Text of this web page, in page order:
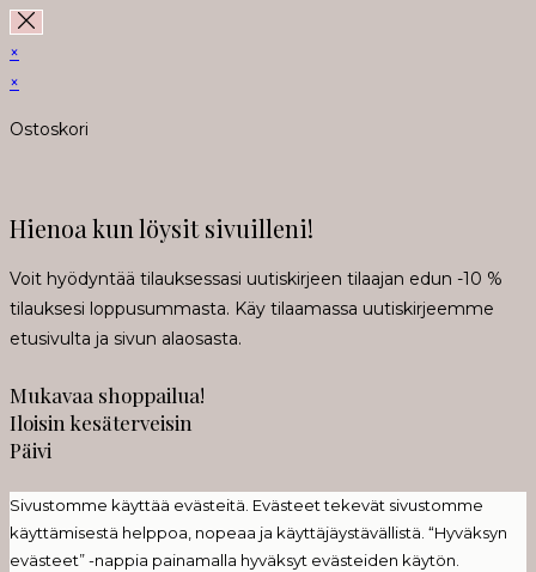
×
×
Ostoskori
Hienoa kun löysit sivuilleni!
Voit hyödyntää tilauksessasi uutiskirjeen tilaajan edun -10 %
tilauksesi loppusummasta. Käy tilaamassa uutiskirjeemme
etusivulta ja sivun alaosasta.
Mukavaa shoppailua!
Iloisin kesäterveisin
Päivi
Sivustomme käyttää evästeitä. Evästeet tekevät sivustomme
käyttämisestä helppoa, nopeaa ja käyttäjäystävällistä. “Hyväksyn
evästeet” -nappia painamalla hyväksyt evästeiden käytön.